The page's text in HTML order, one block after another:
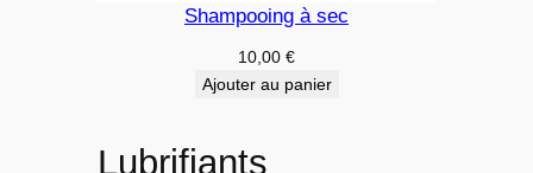
Shampooing à sec
10,00 €
Ajouter au panier
Lubrifiants